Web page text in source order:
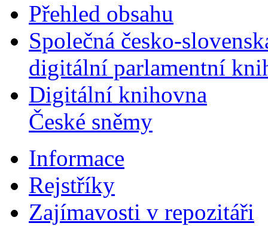
Přehled obsahu
Společná česko-
digitální parlamentní
Digitální knihovna
České sněmy
Informace
Rejstříky
Zajímavosti v repozitáři